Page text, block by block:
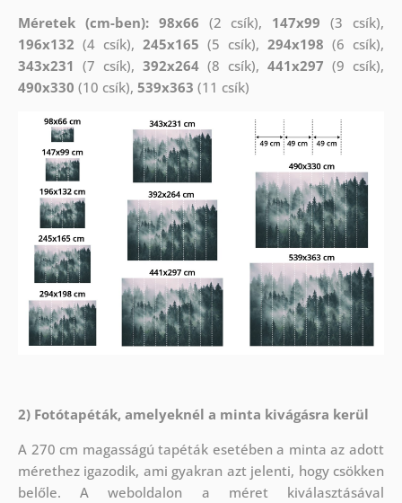
Méretek (cm-ben): 98x66 (2 csík), 147x99 (3 csík),
196x132 (4 csík), 245x165 (5 csík),294x198 (6 csík),
343x231 (7 csík), 392x264 (8 csík),441x297 (9 csík),
490x330 (10 csík), 539x363 (11 csík)
2) Fotótapéták, amelyeknél a minta kivágásra kerül
A 270 cm magasságú tapéták esetében a minta az adott
mérethez igazodik, ami gyakran azt jelenti, hogy csökken
belőle. A weboldalon a méret kiválasztásával